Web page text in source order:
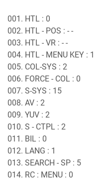
001. HTL : 0
002. HTL - POS : - -
003. HTL - VR : - -
004. HTL - MENU KEY : 1
005. COL-SYS : 2
006. FORCE - COL : 0
007. S-SYS : 15
008. AV : 2
009. YUV : 2
010. S - CTPL : 2
011. BIL : 0
012. LANG : 1
013. SEARCH - SP : 5
014. RC : MENU : 0